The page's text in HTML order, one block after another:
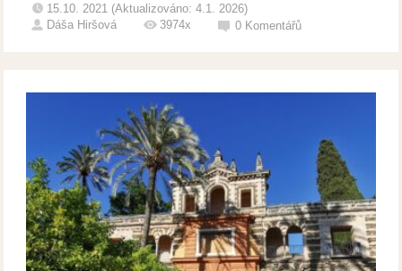
15.10. 2021 (Aktualizováno: 4.1. 2026)
Dáša Hiršová
3974x 0 Komentářů